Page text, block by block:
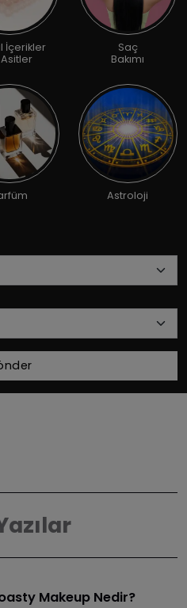
İçerikler
Saç
Bakımı
Astroloji
Makeup Nedir?